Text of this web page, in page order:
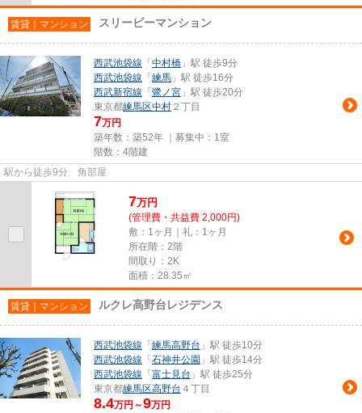
賃貸｜マンション スリービーマンション
西武池袋線 「 中村橋 」駅 徒歩9分
西武池袋線 「 練馬 」駅 徒歩16分
西武新宿線 「 鷺ノ宮 」駅 徒歩20分
東京都練馬区中村 ２丁目
7万円
築年数：築52年 ｜募集中： 1室
階数：4階建
駅から徒歩9分 角部屋
7万円
(管理費・共益費 2,000円)
敷：1ヶ月｜礼：1ヶ月
所在階：2階
間取り：2K
面積：28.35㎡
賃貸｜マンション ルクレ高野台レジデンス
西武池袋線 「 練馬高野台 」駅 徒歩10分
西武池袋線 「 石神井公園 」駅 徒歩14分
西武池袋線 「 富士見台 」駅 徒歩25分
東京都練馬区高野台 ４丁目
8.4万円～9万円